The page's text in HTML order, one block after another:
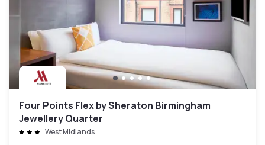
Four Points Flex by Sheraton Birmingham
Jewellery Quarter
West Midlands